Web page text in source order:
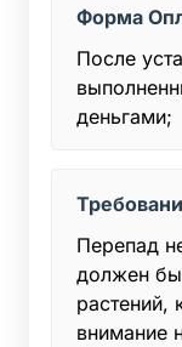
Форма
После
деньгами;
Перепад
должен
растений,
внимание